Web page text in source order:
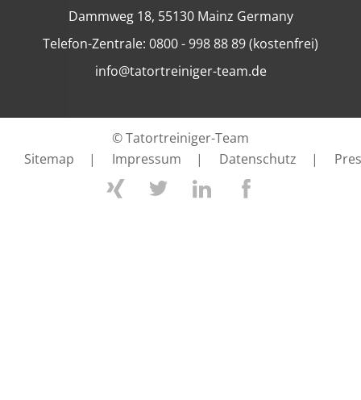
Dammweg 18, 55130 Mainz Germany
Telefon-Zentrale: 0800 - 998 88 89 (kostenfrei)
info@tatortreiniger-team.de
© Tatortreiniger-Team
Sitemap
| Impressum | Datenschutz |